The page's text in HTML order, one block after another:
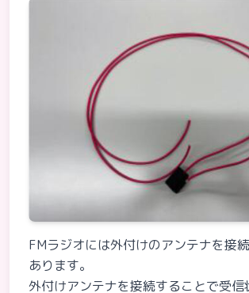
FMラジオには外付けのアンテナを接
あります。
外付けアンテナを接続することで受信